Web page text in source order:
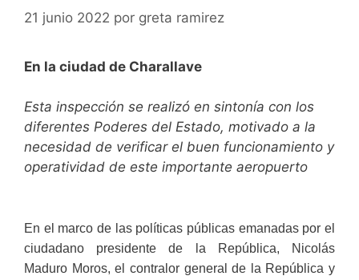
21 junio 2022 por greta ramirez
En la ciudad de Charallave
Esta inspección se realizó en sintonía con los
diferentes Poderes del Estado, motivado a la
necesidad de verificar el buen funcionamiento y
operatividad de este importante aeropuerto
En el marco de las políticas públicas emanadas por el
ciudadano presidente de la República, Nicolás
Maduro Moros, el contralor general de la República y